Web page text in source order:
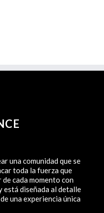
una comunidad que se
toda la fuerza que
cada momento con
está diseñada al detalle
una experiencia única